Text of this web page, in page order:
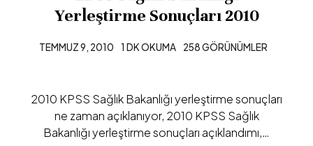
Yerleştirme Sonuçları 2010
TEMMUZ 9, 2010 1 DK OKUMA 258 GÖRÜNÜMLER
2010 KPSS Sağlık Bakanlığı yerleştirme sonuçları
ne zaman açıklanıyor, 2010 KPSS Sağlık
Bakanlığı yerleştirme sonuçları açıklandımı,…